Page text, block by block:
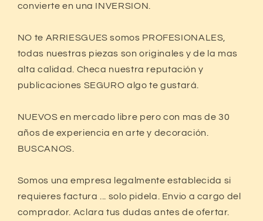
convierte en una INVERSION.
NO te ARRIESGUES somos PROFESIONALES,
todas nuestras piezas son originales y de la mas
alta calidad. Checa nuestra reputación y
publicaciones SEGURO algo te gustará.
NUEVOS en mercado libre pero con mas de 30
años de experiencia en arte y decoración.
BUSCANOS.
Somos una empresa legalmente establecida si
requieres factura ... solo pidela. Envio a cargo del
comprador. Aclara tus dudas antes de ofertar.